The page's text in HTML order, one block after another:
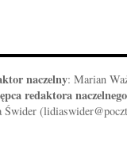
naczelny: Marian
redaktora naczelnego
Świder